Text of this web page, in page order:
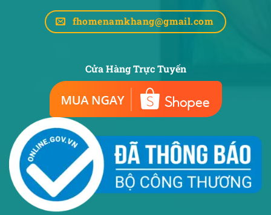
fhomenamkhang@gmail.com
Cửa Hàng Trực Tuyến